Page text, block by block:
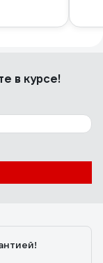
в курсе!